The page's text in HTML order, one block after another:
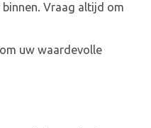
Vraag altijd om
uw waardevolle